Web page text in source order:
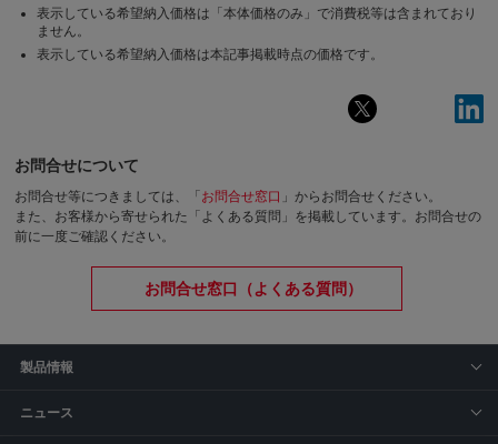
表示している希望納入価格は「本体価格のみ」で消費税等は含まれており
ません。
表示している希望納入価格は本記事掲載時点の価格です。
お問合せについて
お問合せ等につきましては、「 お問合せ窓口 」からお問合せください。
また、お客様から寄せられた「よくある質問」を掲載しています。お問合せの
前に一度ご確認ください。
お問合せ窓口（よくある質問）
製品情報
ニュース